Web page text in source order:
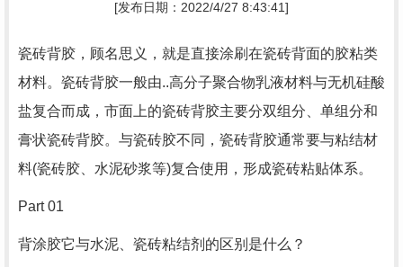
[发布日期：2022/4/27 8:43:41]
瓷砖背胶，顾名思义，就是直接涂刷在瓷砖背面的胶粘类
材料。瓷砖背胶一般由..高分子聚合物乳液材料与无机硅酸
盐复合而成，市面上的瓷砖背胶主要分双组分、单组分和
膏状瓷砖背胶。与瓷砖胶不同，瓷砖背胶通常要与粘结材
料(瓷砖胶、水泥砂浆等)复合使用，形成瓷砖粘贴体系。
Part 01
背涂胶它与水泥、瓷砖粘结剂的区别是什么？